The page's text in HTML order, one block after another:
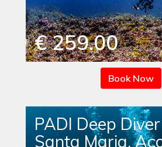
€ 259.00
Book Now
PADI Deep Diver
Santa Maria,